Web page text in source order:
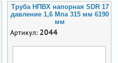
Труба НПВХ напорная SDR 17
давление 1,6 Мпа 315 мм 6190
мм
Артикул: 2044